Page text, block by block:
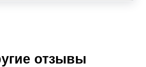
отзывы